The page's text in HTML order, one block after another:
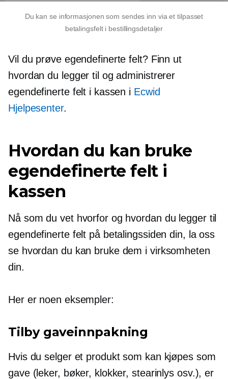
Du kan se informasjonen som sendes inn via et tilpasset
betalingsfelt i bestillingsdetaljer
Vil du prøve egendefinerte felt? Finn ut
hvordan du legger til og administrerer
egendefinerte felt i kassen i Ecwid
Hjelpesenter.
Hvordan du kan bruke
egendefinerte felt i
kassen
Nå som du vet hvorfor og hvordan du legger til
egendefinerte felt på betalingssiden din, la oss
se hvordan du kan bruke dem i virksomheten
din.
Her er noen eksempler:
Tilby gaveinnpakning
Hvis du selger et produkt som kan kjøpes som
gave (leker, bøker, klokker, stearinlys osv.), er